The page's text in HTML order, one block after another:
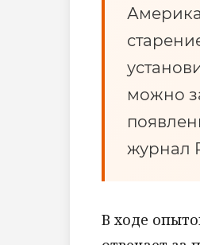
можно
журнал
В ходе